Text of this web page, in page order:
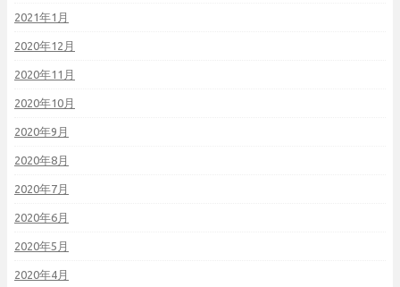
2021年1月
2020年12月
2020年11月
2020年10月
2020年9月
2020年8月
2020年7月
2020年6月
2020年5月
2020年4月